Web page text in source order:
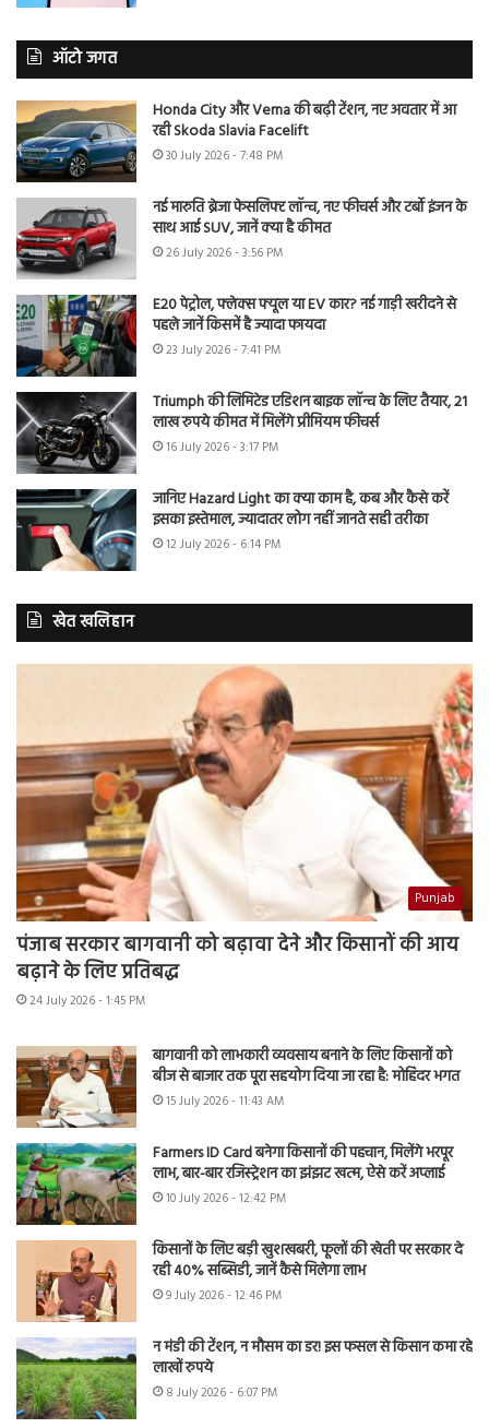
ऑटो जगत
Honda City और Verna की बढ़ी टेंशन, नए अवतार में आ
रही Skoda Slavia Facelift
30 July 2026 - 7:48 PM
नई मारुति ब्रेजा फेसलिफ्ट लॉन्च, नए फीचर्स और टर्बो इंजन के
साथ आई SUV, जानें क्या है कीमत
26 July 2026 - 3:56 PM
E20 पेट्रोल, फ्लेक्स फ्यूल या EV कार? नई गाड़ी खरीदने से
पहले जानें किसमें है ज्यादा फायदा
23 July 2026 - 7:41 PM
Triumph की लिमिटेड एडिशन बाइक लॉन्च के लिए तैयार, 21
लाख रुपये कीमत में मिलेंगे प्रीमियम फीचर्स
16 July 2026 - 3:17 PM
जानिए Hazard Light का क्या काम है, कब और कैसे करें
इसका इस्तेमाल, ज्यादातर लोग नहीं जानते सही तरीका
12 July 2026 - 6:14 PM
खेत खलिहान
Punjab
पंजाब सरकार बागवानी को बढ़ावा देने और किसानों की आय
बढ़ाने के लिए प्रतिबद्ध
24 July 2026 - 1:45 PM
बागवानी को लाभकारी व्यवसाय बनाने के लिए किसानों को
बीज से बाजार तक पूरा सहयोग दिया जा रहा है: मोहिंदर भगत
15 July 2026 - 11:43 AM
Farmers ID Card बनेगा किसानों की पहचान, मिलेंगे भरपूर
लाभ, बार-बार रजिस्ट्रेशन का झंझट खत्म, ऐसे करें अप्लाई
10 July 2026 - 12:42 PM
किसानों के लिए बड़ी खुशखबरी, फूलों की खेती पर सरकार दे
रही 40% सब्सिडी, जानें कैसे मिलेगा लाभ
9 July 2026 - 12:46 PM
न मंडी की टेंशन, न मौसम का डर! इस फसल से किसान कमा रहे
लाखों रुपये
8 July 2026 - 6:07 PM